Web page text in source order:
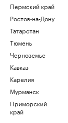
Пермский край
Ростов-на-Дону
Татарстан
Тюмень
Черноземье
Кавказ
Карелия
Мурманск
Приморский
край